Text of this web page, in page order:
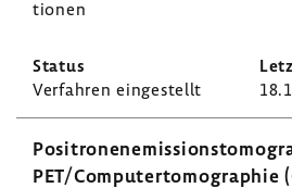
tionen
Verfahren einge­stellt
PET/Compu­ter­to­mo­gra­phie